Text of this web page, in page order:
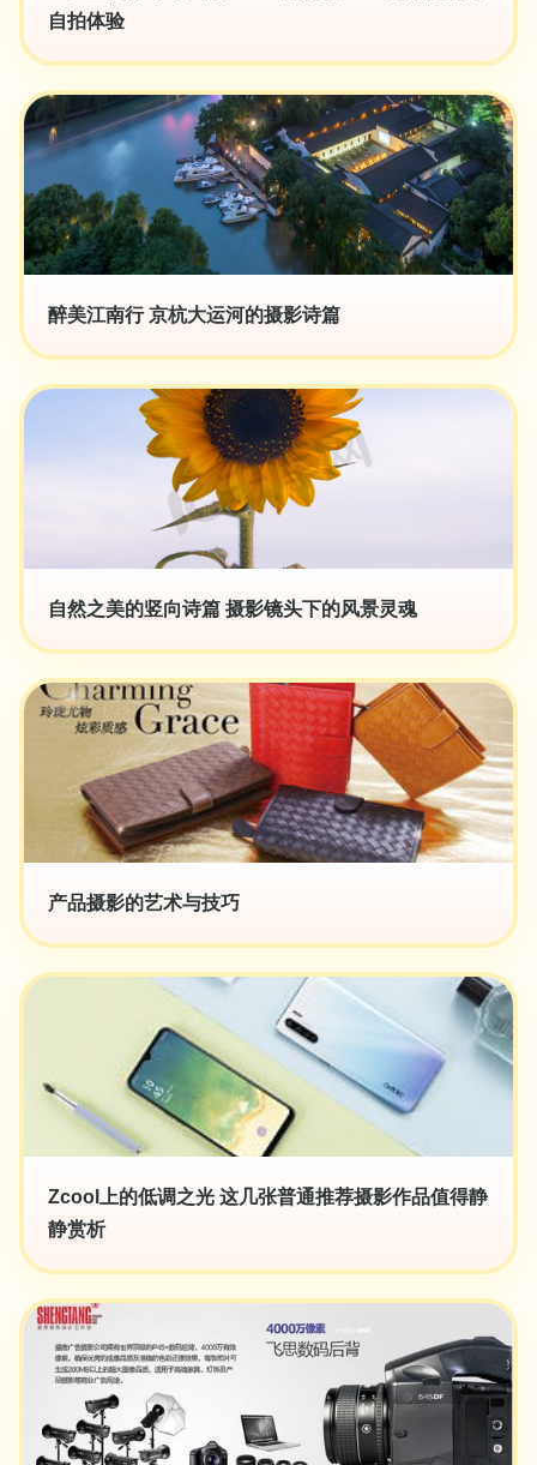
自拍体验
醉美江南行 京杭大运河的摄影诗篇
自然之美的竖向诗篇 摄影镜头下的风景灵魂
产品摄影的艺术与技巧
Zcool上的低调之光 这几张普通推荐摄影作品值得静
静赏析